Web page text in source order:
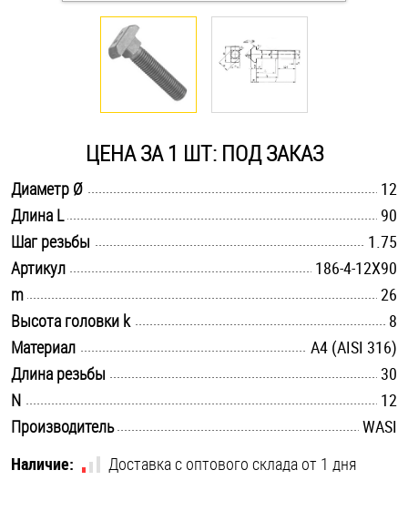
Оснастка и аксессуары для яхт
Стопорные кольца
Такелаж
Хомуты
Шайбы
Шпильки
Шплинты
Штифты и пальцы
ЦЕНА ЗА 1 ШТ: ПОД ЗАКАЗ
Диаметр Ø
12
Длина L
90
Шаг резьбы
1.75
Артикул
186-4-12X90
m
26
Высота головки k
8
Материал
A4 (AISI 316)
Длина резьбы
30
N
12
Производитель
WASI
Наличие:
Доставка с оптового склада от 1 дня